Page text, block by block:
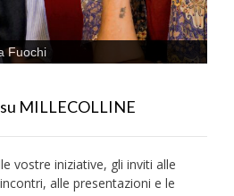
Fuochi
MILLECOLLINE
vostre iniziative, gli inviti alle
alle presentazioni e le